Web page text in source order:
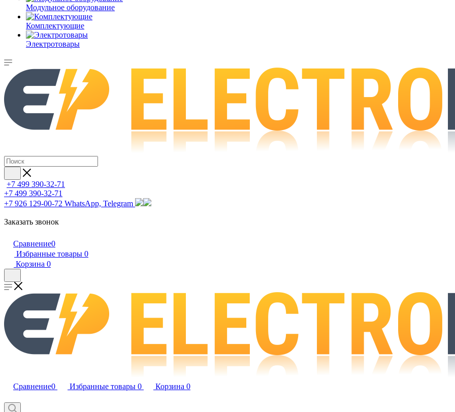
Модульное оборудование
Комплектующие
Электротовары
+7 499 390-32-71
+7 499 390-32-71
+7 926 129-00-72 WhatsApp, Telegram
Заказать звонок
Сравнение0
Избранные товары 0
Корзина 0
Сравнение0 Избранные товары 0 Корзина 0